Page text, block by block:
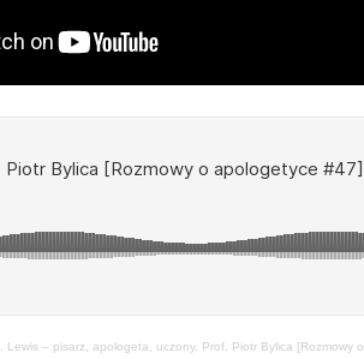
Lewis – pisarz, apologeta, uczony. Prof. Piotr Bylica [Rozmowy